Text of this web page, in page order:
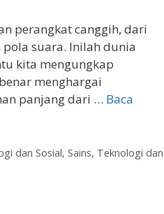
perangkat canggih, dari
suara. Inilah dunia
kita mengungkap
menghargai
panjang dari … Baca
dan Sosial, Sains, Teknologi dan